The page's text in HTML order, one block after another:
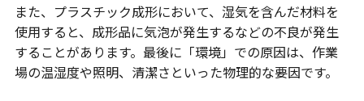
また、プラスチック成形において、湿気を含んだ材料を
使用すると、成形品に気泡が発生するなどの不良が発生
することがあります。最後に「環境」での原因は、作業
場の温湿度や照明、清潔さといった物理的な要因です。